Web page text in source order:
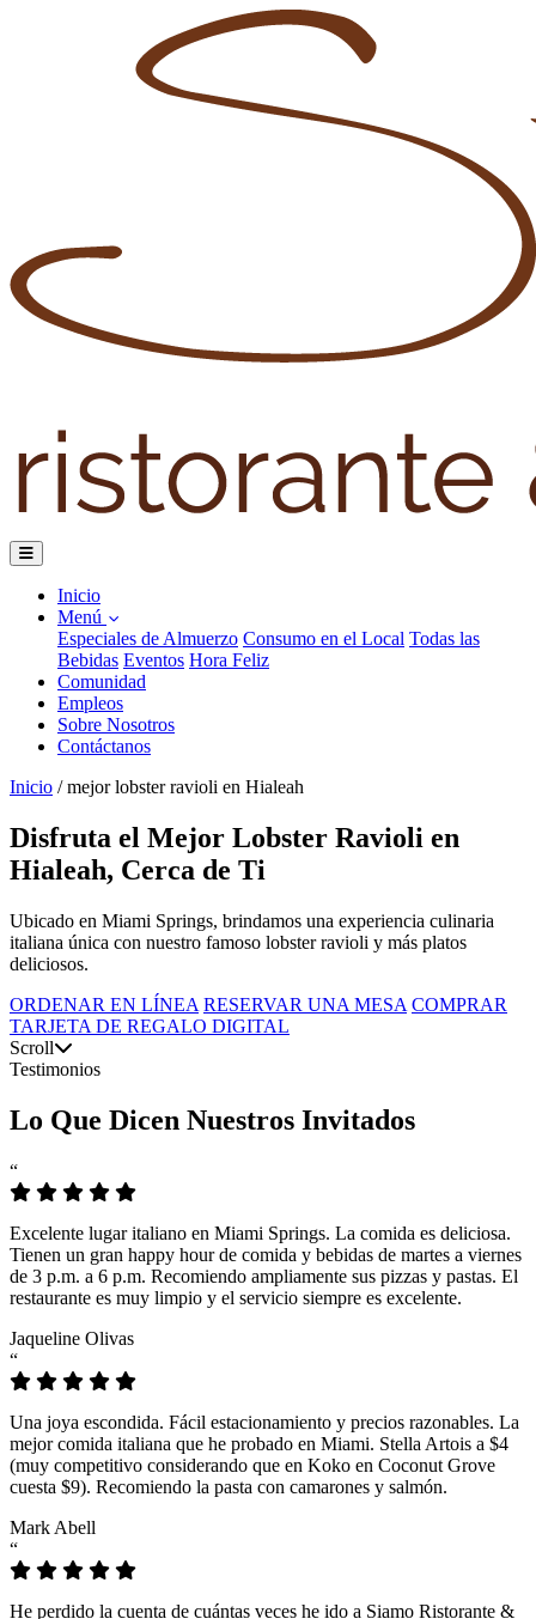
Inicio
Menú
Especiales de Almuerzo Consumo en el Local Todas las
Bebidas Eventos Hora Feliz
Comunidad
Empleos
Sobre Nosotros
Contáctanos
Inicio / mejor lobster ravioli en Hialeah
Disfruta el Mejor Lobster Ravioli en
Hialeah, Cerca de Ti
Ubicado en Miami Springs, brindamos una experiencia culinaria
italiana única con nuestro famoso lobster ravioli y más platos
deliciosos.
ORDENAR EN LÍNEA RESERVAR UNA MESA COMPRAR
TARJETA DE REGALO DIGITAL
Scroll
Testimonios
Lo Que Dicen Nuestros Invitados
“
Excelente lugar italiano en Miami Springs. La comida es deliciosa.
Tienen un gran happy hour de comida y bebidas de martes a viernes
de 3 p.m. a 6 p.m. Recomiendo ampliamente sus pizzas y pastas. El
restaurante es muy limpio y el servicio siempre es excelente.
Jaqueline Olivas
“
Una joya escondida. Fácil estacionamiento y precios razonables. La
mejor comida italiana que he probado en Miami. Stella Artois a $4
(muy competitivo considerando que en Koko en Coconut Grove
cuesta $9). Recomiendo la pasta con camarones y salmón.
Mark Abell
“
He perdido la cuenta de cuántas veces he ido a Siamo Ristorante &